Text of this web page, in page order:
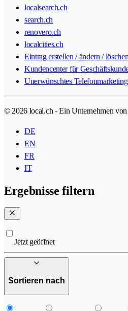
localsearch.ch
search.ch
renovero.ch
localcities.ch
Eintrag erstellen / ändern / löschen
Kundencenter für
Unerwünschtes Telefonmarketing
© 2026 local.ch - Ein Unternehmen von
DE
EN
FR
IT
Ergebnisse filtern
Jetzt geöffnet
Sortieren nach